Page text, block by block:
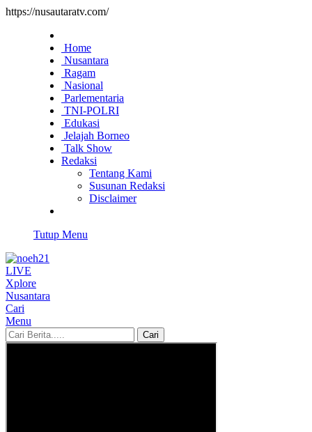
https://nusautaratv.com/
Home
Nusantara
Ragam
Nasional
Parlementaria
TNI-POLRI
Edukasi
Jelajah Borneo
Talk Show
Redaksi
Tentang Kami
Susunan Redaksi
Disclaimer
Tutup Menu
LIVE
Xplore
Nusantara
Cari
Menu
Cari